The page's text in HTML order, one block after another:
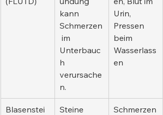
kann
Schmerzen
im
Unterbauc
h
verursache
n.
Urin,
Pressen
beim
Wasserlass
en
Blasenstei
Steine
Schmerzen